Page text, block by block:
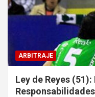
ARBITRAJE
Ley de Reyes